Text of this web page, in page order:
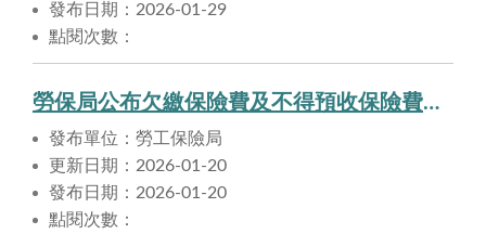
發布日期：2026-01-29
點閱次數：
勞保局公布欠繳保險費及不得預收保險費之職業工會名單，提醒勞工注意自身權益
發布單位：勞工保險局
更新日期：2026-01-20
發布日期：2026-01-20
點閱次數：